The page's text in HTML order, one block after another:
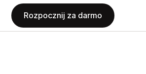
Rozpocznij za darmo